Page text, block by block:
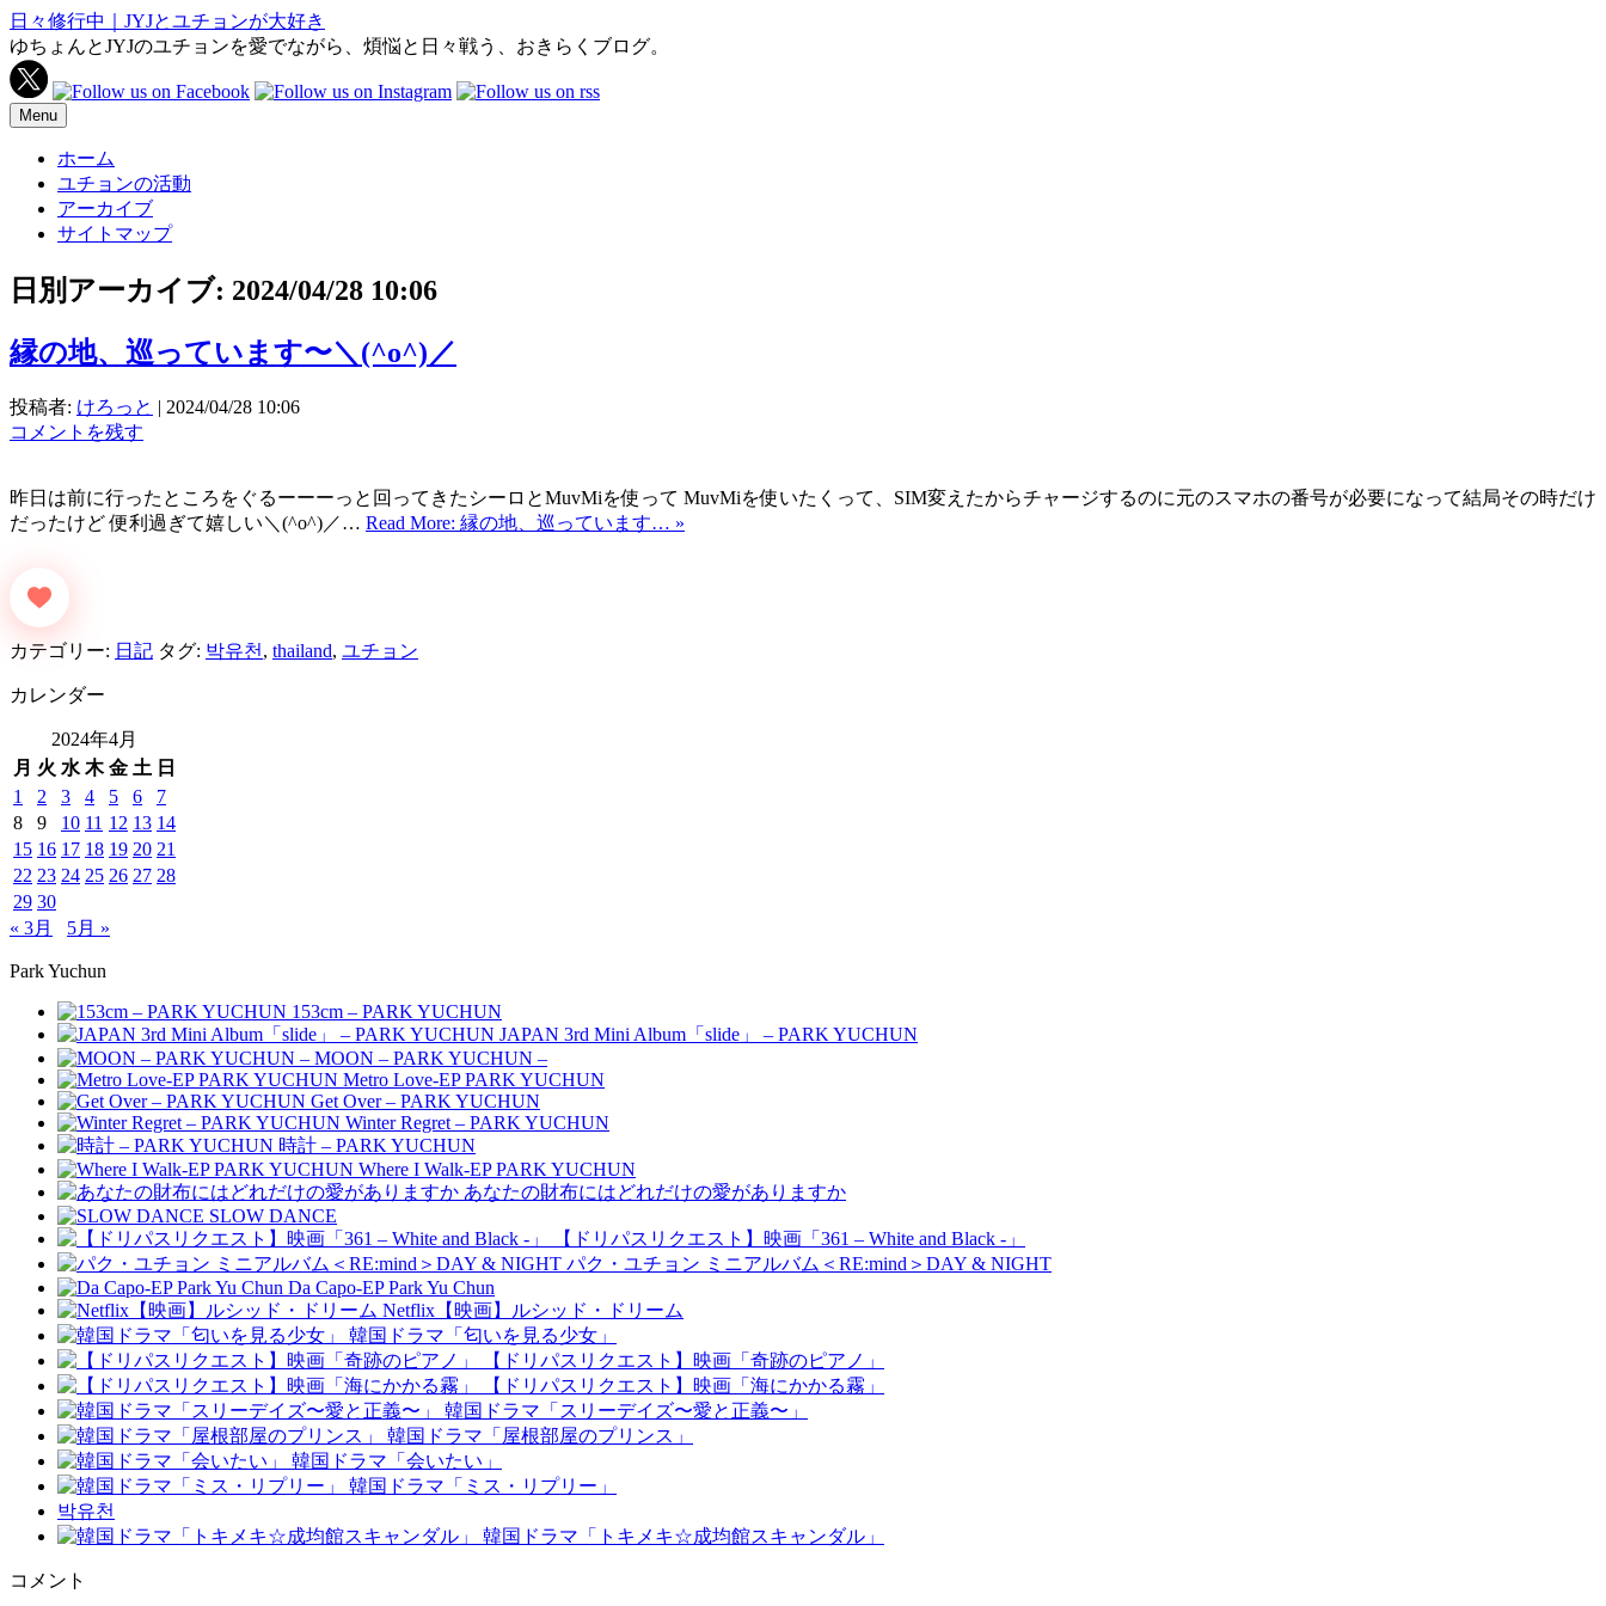
日々修行中｜JYJとユチョンが大好き
ゆちょんとJYJのユチョンを愛でながら、煩悩と日々戦う、おきらくブログ。
Menu
ホーム
ユチョンの活動
アーカイブ
サイトマップ
日別アーカイブ: 2024/04/28 10:06
縁の地、巡っています〜＼⁠(⁠^⁠o⁠^⁠)⁠／
投稿者: けろっと | 2024/04/28 10:06
コメントを残す
昨日は前に行ったところをぐるーーーっと回ってきたシーロとMuvMiを使って MuvMiを使いたくって、SIM変えたからチャージするのに元のスマホの番号が必要になって結局その時だけ
だったけど 便利過ぎて嬉しい＼(^o^)／… Read More: 縁の地、巡っています… »
カテゴリー: 日記 タグ: 박유천 , thailand, ユチョン
カレンダー
2024年4月
月 火 水 木 金 土 日
1
2 3 4 5 6
7
8
9 10 11 12 13 14
15 16 17 18 19 20 21
22 23 24 25 26 27 28
29 30
« 3月
5月 »
Park Yuchun
153cm – PARK YUCHUN
JAPAN 3rd Mini Album「slide」 – PARK YUCHUN
MOON – PARK YUCHUN –
Metro Love-EP PARK YUCHUN
Get Over – PARK YUCHUN
Winter Regret – PARK YUCHUN
時計 – PARK YUCHUN
Where I Walk-EP PARK YUCHUN
あなたの財布にはどれだけの愛がありますか
SLOW DANCE
【ドリパスリクエスト】映画「361 – White and Black -」
パク・ユチョン ミニアルバム＜RE:mind＞DAY & NIGHT
Da Capo-EP Park Yu Chun
Netflix【映画】ルシッド・ドリーム
韓国ドラマ「匂いを見る少女」
【ドリパスリクエスト】映画「奇跡のピアノ」
【ドリパスリクエスト】映画「海にかかる霧」
韓国ドラマ「スリーデイズ〜愛と正義〜」
韓国ドラマ「屋根部屋のプリンス」
韓国ドラマ「会いたい」
韓国ドラマ「ミス・リプリー」
박유천
韓国ドラマ「トキメキ☆成均館スキャンダル」
コメント